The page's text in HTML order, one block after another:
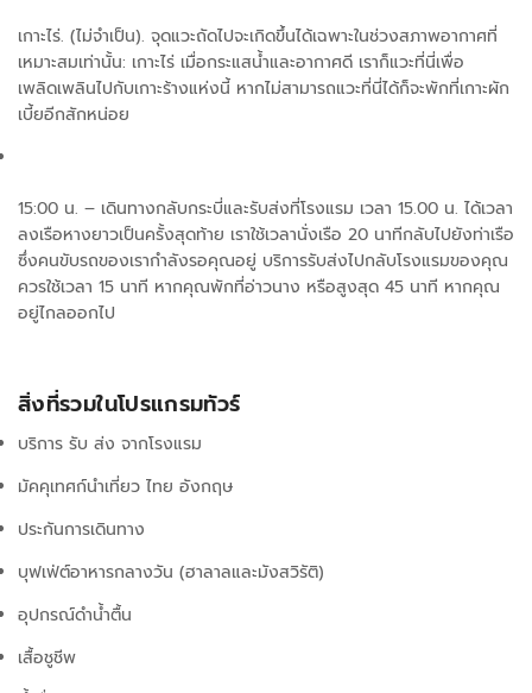
เกาะไร่. (ไม่จำเป็น). จุดแวะถัดไปจะเกิดขึ้นได้เฉพาะในช่วงสภาพอากาศที่
เหมาะสมเท่านั้น: เกาะไร่ เมื่อกระแสน้ำและอากาศดี เราก็แวะที่นี่เพื่อ
เพลิดเพลินไปกับเกาะร้างแห่งนี้ หากไม่สามารถแวะที่นี่ได้ก็จะพักที่เกาะผัก
เบี้ยอีกสักหน่อย
15:00 น. – เดินทางกลับกระบี่และรับส่งที่โรงแรม เวลา 15.00 น. ได้เวลา
ลงเรือหางยาวเป็นครั้งสุดท้าย เราใช้เวลานั่งเรือ 20 นาทีกลับไปยังท่าเรือ
ซึ่งคนขับรถของเรากำลังรอคุณอยู่ บริการรับส่งไปกลับโรงแรมของคุณ
ควรใช้เวลา 15 นาที หากคุณพักที่อ่าวนาง หรือสูงสุด 45 นาที หากคุณ
อยู่ไกลออกไป
สิ่งที่รวมในโปรแกรมทัวร์
บริการ รับ ส่ง จากโรงแรม
มัคคุเทศก์นำเที่ยว ไทย อังกฤษ
ประกันการเดินทาง
บุฟเฟ่ต์อาหารกลางวัน (ฮาลาลและมังสวิรัติ)
อุปกรณ์ดำน้ำตื้น
เสื้อชูชีพ